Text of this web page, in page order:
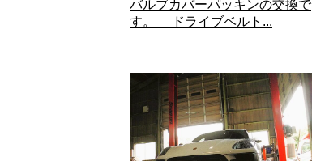
バルブカバーパッキンの交換で
す。 ドライブベルト...